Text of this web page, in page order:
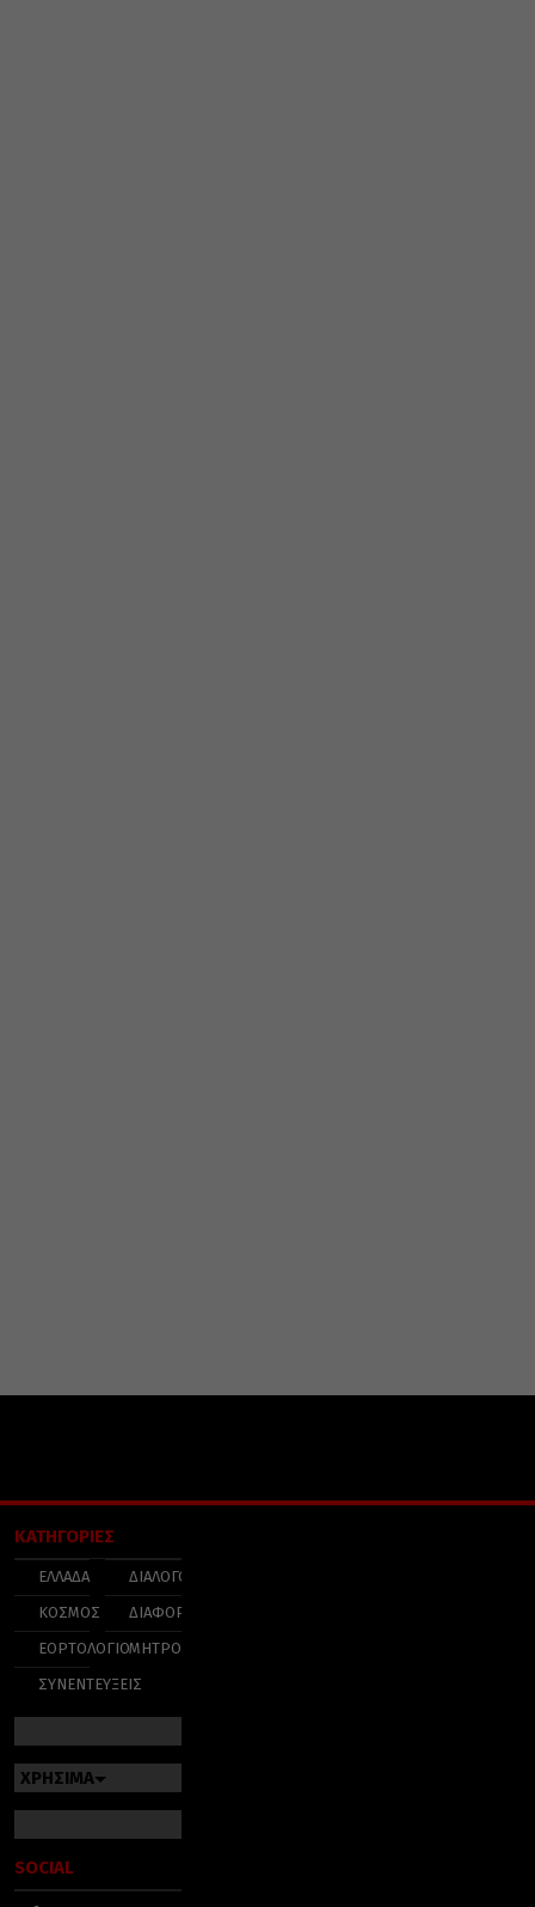
ΚΑΤΗΓΟΡΙΕΣ
ΕΛΛΑΔΑ
ΚΟΣΜΟΣ
ΕΟΡΤΟΛΟΓΙΟ
ΣΥΝΕΝΤΕΥΞΕΙΣ
ΔΙΑΛΟΓΟΣ
ΔΙΑΦΟΡΑ
ΜΗΤΡΟΠΟΛΕΙΣ
ΧΡΗΣΙΜΑ
SOCIAL